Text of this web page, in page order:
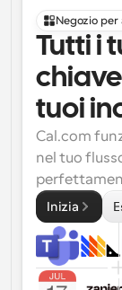
Negozio per
Tutti i
tuoi
Cal.com
nel tuo
Inizia